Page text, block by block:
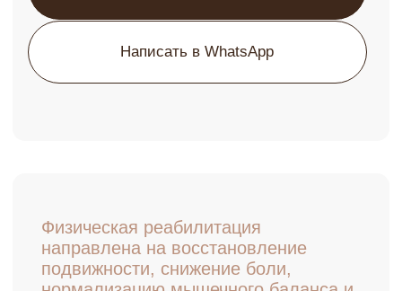
В работе используются современные
методики, которые подбираются
индивидуально в зависимости от
состояния пациента и целей
восстановления. Это сочетание
аппаратных технологий, мануальных
лечебную магнитотерапию (SIS)
электрофорез лекарственных
препаратов
медицинский и лечебный массаж
мануально-мышечное тестирование